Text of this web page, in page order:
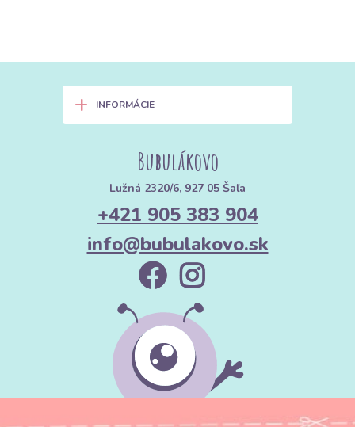
+ INFORMÁCIE
Bubulákovo
Lužná 2320/6, 927 05 Šaľa
+421 905 383 904
info@bubulakovo.sk